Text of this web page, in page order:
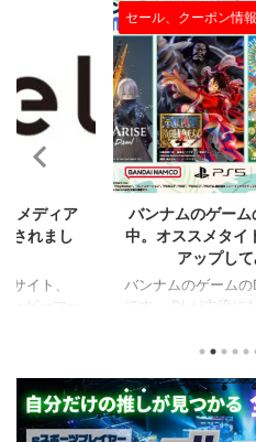
8/21
メディア
されまし
サイト、
ーゲーマー
ストリーマ
を紹介して
マーのマウ
セール、クーポン情報
バンナムのゲー
中。オススメタイ
アップし
バンナムのゲーム
です。 DLが主流に
してしまいがちな
でも楽しめるよう
ピックアップして
たゲームや続編が